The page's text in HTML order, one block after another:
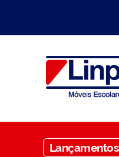
Lançamentos
Linha Resina Plástica
SOBRE A EMPRESA